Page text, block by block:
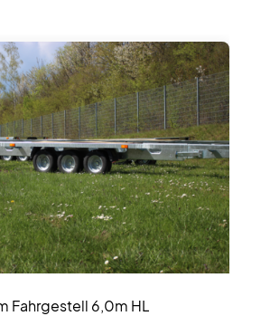
Fahrgestell 6,0m HL